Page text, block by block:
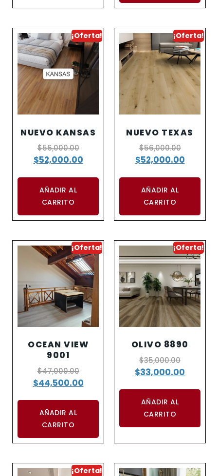
¡Oferta!
NUEVO KANSAS
$56,000.00
$52,000.00
AÑADIR AL
CARRITO
¡Oferta!
NUEVO TEXAS
$56,000.00
$52,000.00
AÑADIR AL
CARRITO
¡Oferta!
OCEAN VIEW
9001
$47,000.00
$44,500.00
AÑADIR AL
CARRITO
¡Oferta!
OLIVO 8890
$35,000.00
$33,000.00
AÑADIR AL
CARRITO
¡Oferta!